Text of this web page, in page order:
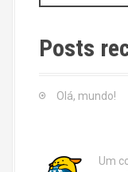
a
c
h
Posts
Olá, mundo!
Um